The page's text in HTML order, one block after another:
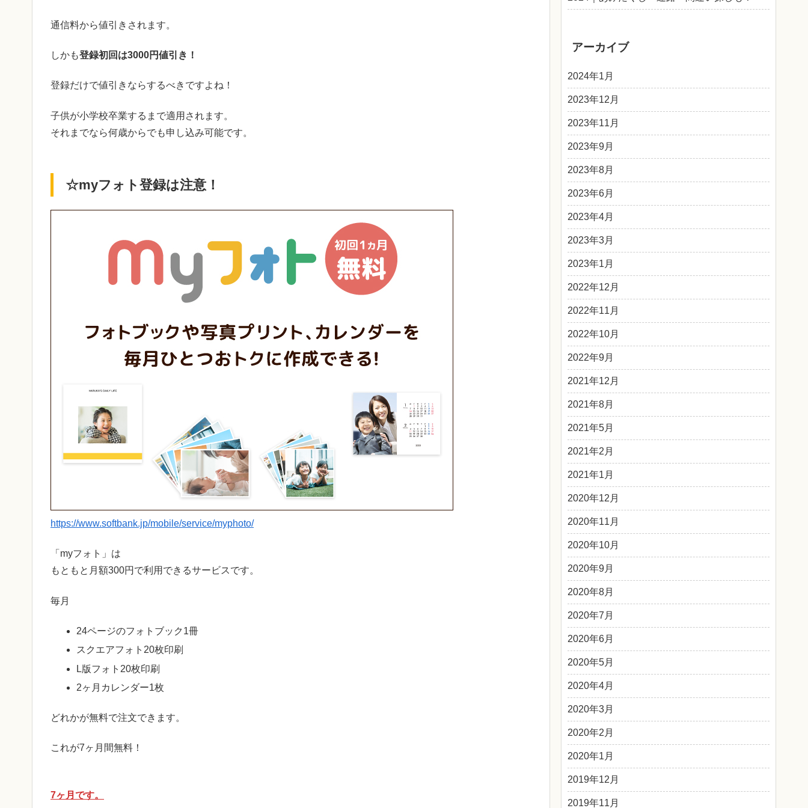
通信料から値引きされます。
しかも登録初回は3000円値引き！
登録だけで値引きならするべきですよね！
子供が小学校卒業するまで適用されます。
それまでなら何歳からでも申し込み可能です。
☆myフォト登録は注意！
https://www.softbank.jp/mobile/service/myphoto/
「myフォト」は
もともと月額300円で利用できるサービスです。
毎月
24ページのフォトブック1冊
スクエアフォト20枚印刷
L版フォト20枚印刷
2ヶ月カレンダー1枚
どれかが無料で注文できます。
これが7ヶ月間無料！
7ヶ月です。
アーカイブ
2024年1月
2023年12月
2023年11月
2023年9月
2023年8月
2023年6月
2023年4月
2023年3月
2023年1月
2022年12月
2022年11月
2022年10月
2022年9月
2021年12月
2021年8月
2021年5月
2021年2月
2021年1月
2020年12月
2020年11月
2020年10月
2020年9月
2020年8月
2020年7月
2020年6月
2020年5月
2020年4月
2020年3月
2020年2月
2020年1月
2019年12月
2019年11月